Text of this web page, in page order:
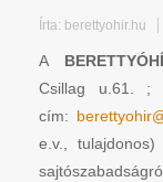
Írta: berettyohir.hu
A
Csillag u.61. ;
cím:
e.v., tulajdonos)